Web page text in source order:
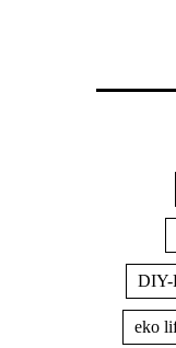
DIY-
eko